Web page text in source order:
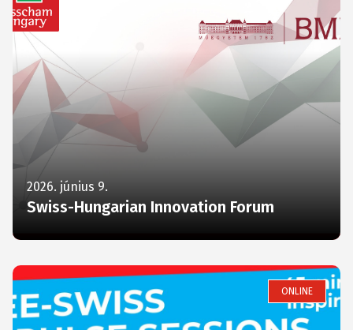
2026. június 9.
Swiss-Hungarian Innovation Forum